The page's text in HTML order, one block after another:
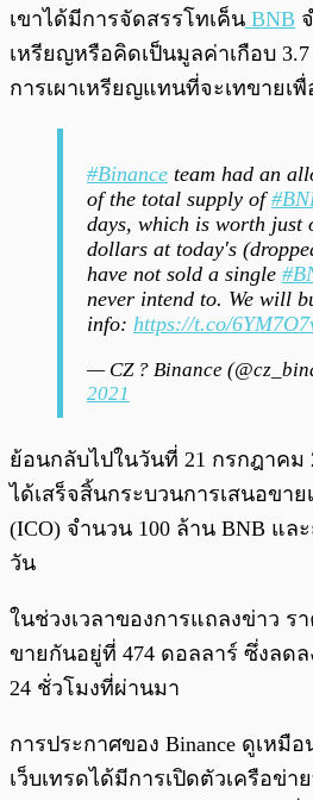
เขาได้มีการจัดสรรโทเค็น BNB
เหรียญหรือคิดเป็นมูลค่าเกือบ
การเผาเหรียญแทนที่จะเทขายเพื่
#Binance team had an
of the total supply of
days, which is worth just
dollars at today's
have not sold a single
never intend to. We will
info: https://t.co/
— CZ ? Binance
2021
ย้อนกลับไปในวันที่ 21 กรกฎาคม
ได้เสร็จสิ้นกระบวนการเสนอขา
(ICO) จำนวน 100 ล้าน BNB แ
วัน
ในช่วงเวลาของการแถลงข่าว ร
ขายกันอยู่ที่ 474 ดอลลาร์ ซึ่งลดล
24 ชั่วโมงที่ผ่านมา
การประกาศของ Binance ดูเหมื
เว็บเทรดได้มีการเปิดตัวเครือข่า